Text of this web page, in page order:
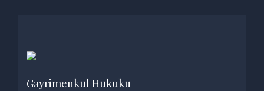
Gayrimenkul Hukuku